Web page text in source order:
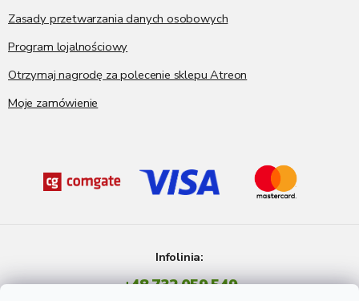
Zasady przetwarzania danych osobowych
Program lojalnościowy
Otrzymaj nagrodę za polecenie sklepu Atreon
Moje zamówienie
Infolinia:
+48 732 059 549